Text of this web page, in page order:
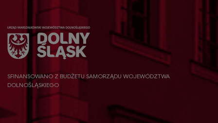
SFINANSOWANO Z BUDŻETU SAMORZĄDU WOJEWÓDZTWA
DOLNOŚLĄSKIEGO